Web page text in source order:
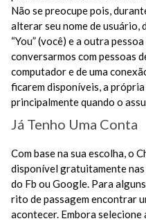
Não se preocupe pois,
alterar seu nome de usuário,
“You” (você) e a outra
conversarmos com pessoas
computador e de uma
ficarem disponíveis, a
principalmente quando o
Já Tenho Uma Conta
Com base na sua escolha, o
disponível gratuitamente
do Fb ou Google. Para
rito de passagem encontrar
acontecer. Embora